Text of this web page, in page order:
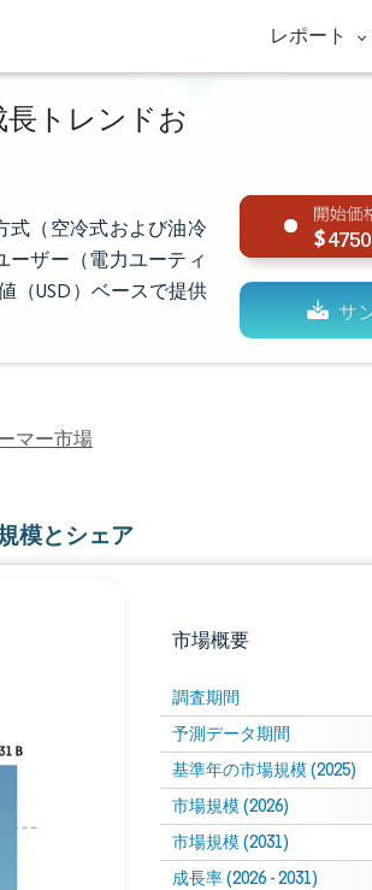
レポート
トレンドお
式（空冷式および油冷
ザー（電力ユーティ
（USD）ベースで提供
4750
マー市場
模とシェア
市場概要
調査期間
予測データ期間
基準年の市場規模 (2025)
市場規模 (2026)
市場規模 (2031)
成長率 (2026 - 2031)
。再利用にはCC BY 4.0の表示が必要です。